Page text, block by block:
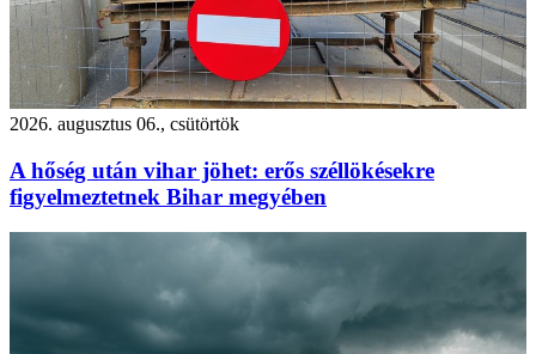
2026. augusztus 06., csütörtök
A hőség után vihar jöhet: erős széllökésekre
figyelmeztetnek Bihar megyében